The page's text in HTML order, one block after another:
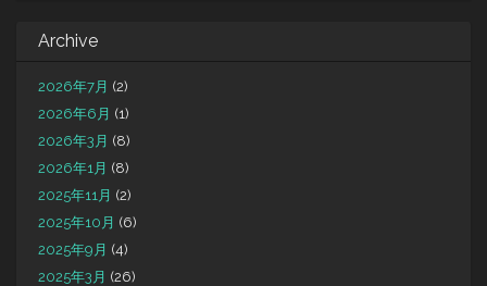
Archive
2026年7月 (2)
2026年6月 (1)
2026年3月 (8)
2026年1月 (8)
2025年11月 (2)
2025年10月 (6)
2025年9月 (4)
2025年3月 (26)